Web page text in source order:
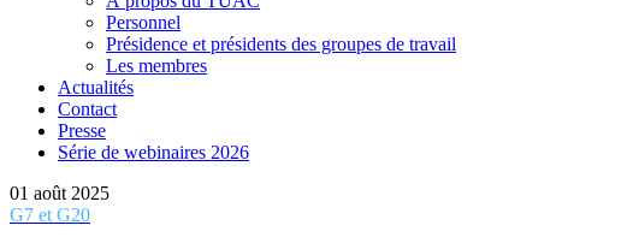
Personnel
Présidence et présidents des groupes de travail
Les membres
Actualités
Contact
Presse
Série de webinaires 2026
01 août 2025
G7 et G20